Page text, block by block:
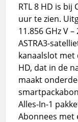
RTL 8 HD is bij
uur te zien.
11.856 GHz V
ASTRA3-
kanaalslot met
HD, dat in de
maakt
Alles-In-1
Abonnees met